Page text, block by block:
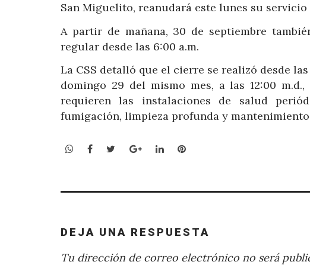
San Miguelito, reanudará este lunes su servicio
A partir de mañana, 30 de septiembre
regular desde las 6:00 a.m.
La CSS detalló que el cierre se realizó desde
domingo 29 del mismo mes, a las 12:00
requieren las instalaciones de salud
fumigación, limpieza profunda y mantenimiento
WhatsApp
Facebook
TwitterGoogle+LinkedInPinterest
DEJA UNA RESPUESTA
Tu dirección de correo electrónico no será